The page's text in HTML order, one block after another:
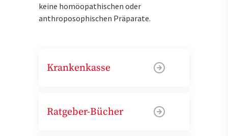
keine homöopathischen oder
anthroposophischen Präparate.
Krankenkasse
Ratgeber-Bücher